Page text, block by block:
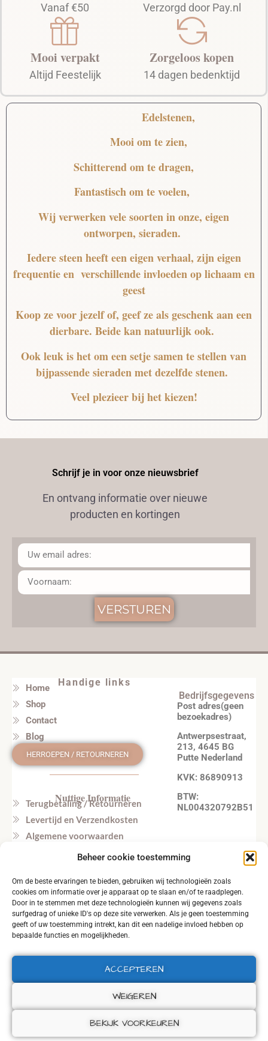
Beheer cookie toestemming
Om de beste ervaringen te bieden, gebruiken wij technologieën zoals
cookies om informatie over je apparaat op te slaan en/of te raadplegen.
Door in te stemmen met deze technologieën kunnen wij gegevens zoals
surfgedrag of unieke ID's op deze site verwerken. Als je geen toestemming
geeft of uw toestemming intrekt, kan dit een nadelige invloed hebben op
bepaalde functies en mogelijkheden.
ACCEPTEREN
WEIGEREN
BEKIJK VOORKEUREN
Vanaf €50
Mooi verpakt
Altijd Feestelijk
Verzorgd door Pay.nl
Zorgeloos kopen
14 dagen bedenktijd
Edelstenen,
Mooiom te zien,
Schitterendom te dragen,
Fantastischom te voelen,
Wij verwerken vele soorten in onze, eigen
ontworpen, sieraden.
Iedere steen heeft een eigen verhaal, zijn eigen
frequentie en verschillende invloeden op lichaam en
geest
Koop ze voor jezelf of, geef ze als geschenk aan een
dierbare. Beide kan natuurlijk ook.
Ook leuk is het om een setje samen te stellen van
bijpassende sieraden met dezelfde stenen.
Veel plezieer bij het kiezen!
Schrijf je in voor onze nieuwsbrief
En ontvang informatie over nieuwe
producten en kortingen
VERSTUREN
Handige links
Home
Shop
Contact
Blog
HERROEPEN / RETOURNEREN
Nuttige Informatie
Terugbetaling / Retourneren
Levertijd en Verzendkosten
Algemene voorwaarden
Privacy beleid
Tel. NL: +31164603172 (NL, EN)
Tel. BE: +32495219857 (NL, EN)
Bedrijfsgegevens
Post adres(geen
bezoekadres)
Antwerpsestraat,
213, 4645 BG
Putte Nederland
KVK: 86890913
BTW:
NL004320792B51
2026 © ALL RIGHTS RESERVED.